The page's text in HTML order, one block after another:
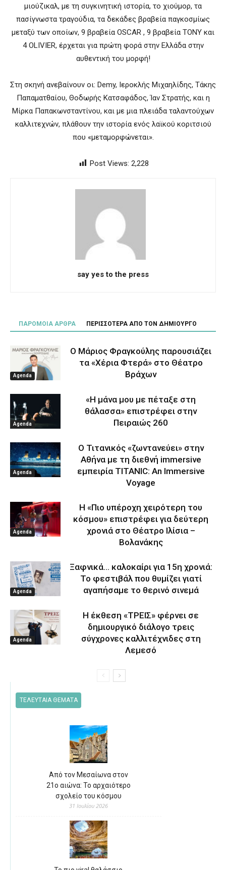
μιούζικαλ, με τη συγκινητική ιστορία, το χιούμορ, τα
πασίγνωστα τραγούδια, τα δεκάδες βραβεία παγκοσμίως
μεταξύ των οποίων, 9 βραβεία OSCAR , 9 βραβεία TONY και
4 OLIVIER, έρχεται για πρώτη φορά στην Ελλάδα στην
αυθεντική του μορφή!
Στη σκηνή ανεβαίνουν οι: Demy, Ιεροκλής Μιχαηλίδης, Τάκης
Παπαματθαίου, Θοδωρής Κατσαφάδος, Ίαν Στρατής, και η
Μίρκα Παπακωνσταντίνου, και με μια πλειάδα ταλαντούχων
καλλιτεχνών, πλάθουν την ιστορία ενός λαϊκού κοριτσιού
που «μεταμορφώνεται».
Post Views: 2,228
say yes to the press
ΠΑΡΟΜΟΙΑ ΑΡΘΡΑ ΠΕΡΙΣΣΟΤΕΡΑ ΑΠΟ ΤΟΝ ΔΗΜΙΟΥΡΓΟ
Agenda
Ο Μάριος Φραγκούλης παρουσιάζει
τα «Χέρια Φτερά» στο Θέατρο
Βράχων
Agenda
«Η μάνα μου με πέταξε στη
θάλασσα» επιστρέφει στην
Πειραιώς 260
Agenda
Ο Τιτανικός «ζωντανεύει» στην
Αθήνα με τη διεθνή immersive
εμπειρία TITANIC: An Immersive
Voyage
Agenda
Η «Πιο υπέροχη χειρότερη του
κόσμου» επιστρέφει για δεύτερη
χρονιά στο Θέατρο Ιλίσια –
Βολανάκης
Agenda
Ξαφνικά… καλοκαίρι για 15η χρονιά:
Το φεστιβάλ που θυμίζει γιατί
αγαπήσαμε το θερινό σινεμά
Agenda
Η έκθεση «ΤΡΕΙΣ» φέρνει σε
δημιουργικό διάλογο τρεις
σύγχρονες καλλιτέχνιδες στη
Λεμεσό
ΤΕΛΕΥΤΑΙΑ ΘΕΜΑΤΑ
Από τον Μεσαίωνα στον
21ο αιώνα: Το αρχαιότερο
σχολείο του κόσμου
31 Ιουλίου 2026